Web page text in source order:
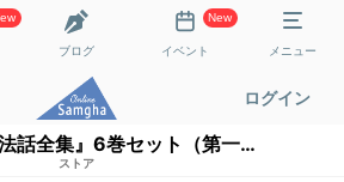
ブログ
New
イベント メニュー
ログイン
『ダンマパダ法話全集』6巻セット（第一巻、第六巻、第七巻、第八巻、第九巻、第十巻）
ストア